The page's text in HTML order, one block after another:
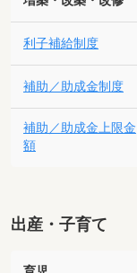
利子補給制度
補助／助成金制度
補助／助成金上限金
額
出産・子育て